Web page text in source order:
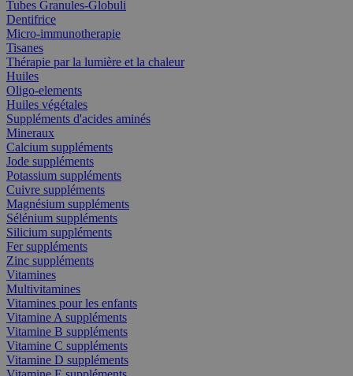
Tubes Granules-Globuli
Dentifrice
Micro-immunotherapie
Tisanes
Thérapie par la lumière et la chaleur
Huiles
Oligo-elements
Huiles végétales
Suppléments d'acides aminés
Mineraux
Calcium suppléments
Jode suppléments
Potassium suppléments
Cuivre suppléments
Magnésium suppléments
Sélénium suppléments
Silicium suppléments
Fer suppléments
Zinc suppléments
Vitamines
Multivitamines
Vitamines pour les enfants
Vitamine A suppléments
Vitamine B suppléments
Vitamine C suppléments
Vitamine D suppléments